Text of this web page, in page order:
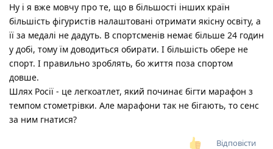
Ну і я вже мовчу про те, що в більшості інших країн
більшість фігуристів налаштовані отримати якісну освіту, а
її за медалі не дадуть. В спортсменів немає більше 24 годин
у добі, тому їм доводиться обирати. І більшість обере не
спорт. І правильно зроблять, бо життя поза спортом
довше.
Шлях Росії - це легкоатлет, який починає бігти марафон з
темпом стометрівки. Але марафони так не бігають, то сенс
за ним гнатися?
Відповісти